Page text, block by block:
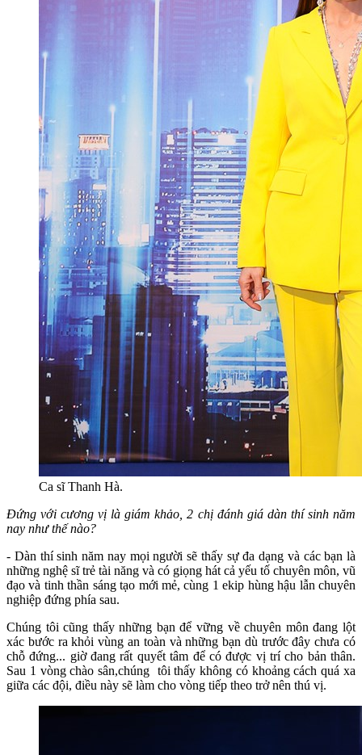
Ca sĩ Thanh Hà.
Đứng với cương vị là giám khảo, 2 chị đánh giá dàn thí sinh năm
nay như thế nào?
- Dàn thí sinh năm nay mọi người sẽ thấy sự đa dạng và các bạn là
những nghệ sĩ trẻ tài năng và có giọng hát cả yếu tố chuyên môn, vũ
đạo và tinh thần sáng tạo mới mẻ, cùng 1 ekip hùng hậu lẫn chuyên
nghiệp đứng phía sau.
Chúng tôi cũng thấy những bạn để vững về chuyên môn đang lột
xác bước ra khỏi vùng an toàn và những bạn dù trước đây chưa có
chỗ đứng... giờ đang rất quyết tâm để có được vị trí cho bản thân.
Sau 1 vòng chào sân,chúng tôi thấy không có khoảng cách quá xa
giữa các đội, điều này sẽ làm cho vòng tiếp theo trở nên thú vị.